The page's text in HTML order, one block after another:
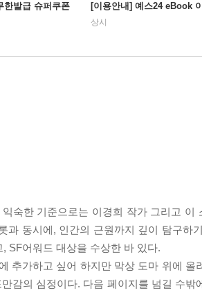
한발급 슈퍼쿠폰 [이용안내] 예스24 eBook
상시
숙한 기준으로는 이경희 작가 그리고 이
동시에, 인간의 근원까지 깊이 탐구하
SF어워드 대상을 수상한 바 있다.
추가하고 싶어 하지만 막상 도마 위에 올
감의 심정이다. 다음 페이지를 넘길 수밖